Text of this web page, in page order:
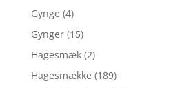
Gynge (4)
Gynger (15)
Hagesmæk (2)
Hagesmække (189)